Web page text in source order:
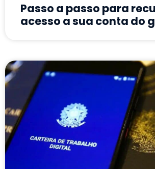
Passo a passo para
acesso a sua conta do